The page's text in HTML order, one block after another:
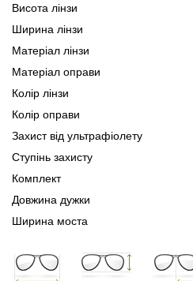
Висота лінзи
Ширина лінзи
Матеріал лінзи
Матеріал оправи
Колір лінзи
Колір оправи
Захист від ультрафіолету
Ступінь захисту
Комплект
Довжина дужки
Ширина моста